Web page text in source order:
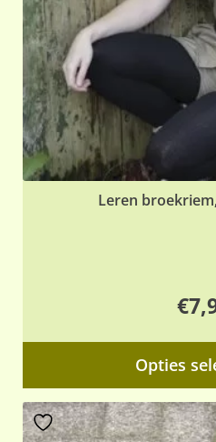
Leren
€
Opties